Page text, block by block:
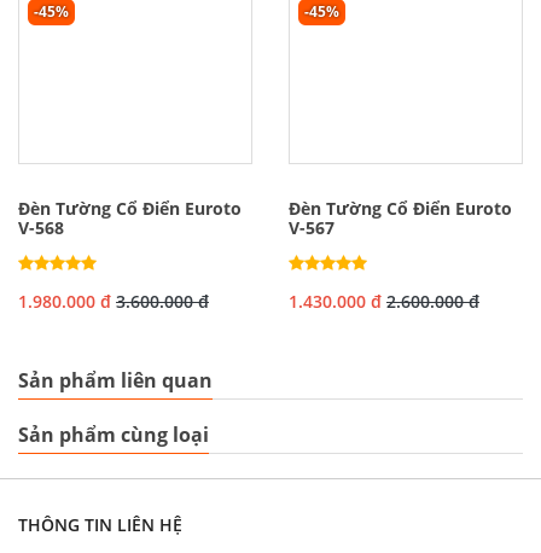
-45%
Đèn Tường Cổ Điển Euroto
V-568
1.980.000 đ 3.600.000 đ
-45%
Đèn Tường Cổ Điển Euroto
V-567
1.430.000 đ 2.600.000 đ
Sản phẩm liên quan
Sản phẩm cùng loại
THÔNG TIN LIÊN HỆ